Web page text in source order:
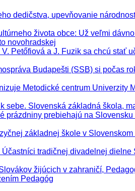
dedičstva, upevňovanie
života obce: Už veľmi
novohradskej
V. Petőfiová a J. Fuzik sa chcú stať
Budapešti (SSB) si počas
Metodické centrum Univerzity
sebe. Slovenská základná škola,
prázdniny prebiehajú na
základnej škole v
Účastníci tradičnej divadelnej
žijúcich v zahraničí,
Pedagóg